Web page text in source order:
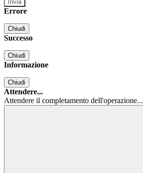
Errore
Chiudi
Successo
Chiudi
Informazione
Chiudi
Attendere...
Attendere il completamento dell'operazione...